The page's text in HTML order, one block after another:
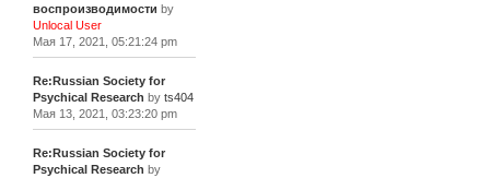
воспроизводимости by
Unlocal User
Мая 17, 2021, 05:21:24 pm
Re:Russian Society for
Psychical Research by ts404
Мая 13, 2021, 03:23:20 pm
Re:Russian Society for
Psychical Research by